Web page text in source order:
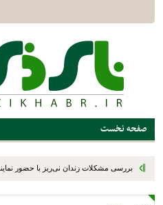
صفحه نخست
بررسی مشکلات زندان نی‌ریز با حضور